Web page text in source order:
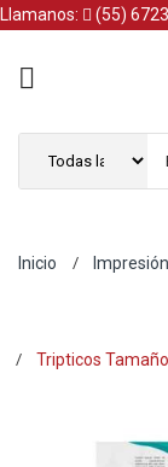
Llamanos: (55)
Inicio
Tripticos